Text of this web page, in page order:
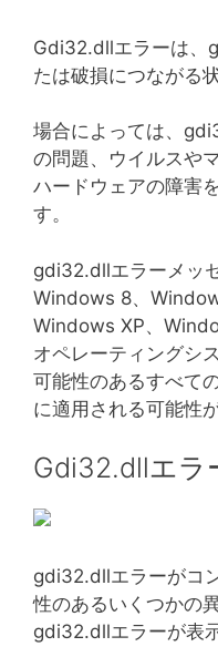
Gdi32.dllエラーは、
たは破損につながる
場合によっては、
の問題、ウイルスや
ハードウェアの障害
す。
gdi32.dllエラーメッ
Windows 8、
Windows XP、
オペレーティングシ
可能性のあるすべて
に適用される可能性
Gdi32.dllエラ
gdi32.dllエラーがコ
性のあるいくつかの
gdi32.dllエラーが表